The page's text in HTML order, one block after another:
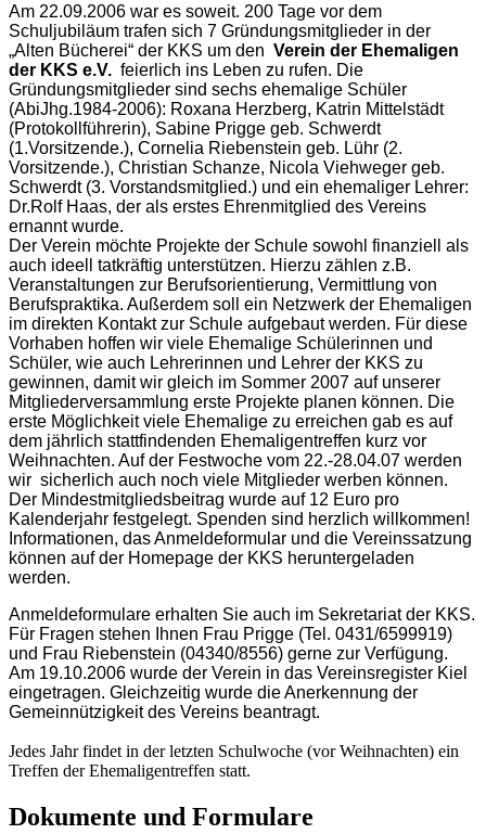
Am 22.09.2006 war es soweit. 200 Tage vor dem
Schuljubiläum trafen sich 7 Gründungsmitglieder in der
„Alten Bücherei“ der KKS um den Verein der Ehemaligen
der KKS e.V. feierlich ins Leben zu rufen. Die
Gründungsmitglieder sind sechs ehemalige Schüler
(AbiJhg.1984-2006): Roxana Herzberg, Katrin Mittelstädt
(Protokollführerin), Sabine Prigge geb. Schwerdt
(1.Vorsitzende.), Cornelia Riebenstein geb. Lühr (2.
Vorsitzende.), Christian Schanze, Nicola Viehweger geb.
Schwerdt (3. Vorstandsmitglied.) und ein ehemaliger Lehrer:
Dr.Rolf Haas, der als erstes Ehrenmitglied des Vereins
ernannt wurde.
Der Verein möchte Projekte der Schule sowohl finanziell als
auch ideell tatkräftig unterstützen. Hierzu zählen z.B.
Veranstaltungen zur Berufsorientierung, Vermittlung von
Berufspraktika. Außerdem soll ein Netzwerk der Ehemaligen
im direkten Kontakt zur Schule aufgebaut werden. Für diese
Vorhaben hoffen wir viele Ehemalige Schülerinnen und
Schüler, wie auch Lehrerinnen und Lehrer der KKS zu
gewinnen, damit wir gleich im Sommer 2007 auf unserer
Mitgliederversammlung erste Projekte planen können. Die
erste Möglichkeit viele Ehemalige zu erreichen gab es auf
dem jährlich stattfindenden Ehemaligentreffen kurz vor
Weihnachten. Auf der Festwoche vom 22.-28.04.07 werden
wir sicherlich auch noch viele Mitglieder werben können.
Der Mindestmitgliedsbeitrag wurde auf 12 Euro pro
Kalenderjahr festgelegt. Spenden sind herzlich willkommen!
Informationen, das Anmeldeformular und die Vereinssatzung
können auf der Homepage der KKS heruntergeladen
werden.
Anmeldeformulare erhalten Sie auch im Sekretariat der KKS.
Für Fragen stehen Ihnen Frau Prigge (Tel. 0431/6599919)
und Frau Riebenstein (04340/8556) gerne zur Verfügung.
Am 19.10.2006 wurde der Verein in das Vereinsregister Kiel
eingetragen. Gleichzeitig wurde die Anerkennung der
Gemeinnützigkeit des Vereins beantragt.
Jedes Jahr findet in der letzten Schulwoche (vor Weihnachten) ein
Treffen der Ehemaligentreffen statt.
Dokumente und Formulare